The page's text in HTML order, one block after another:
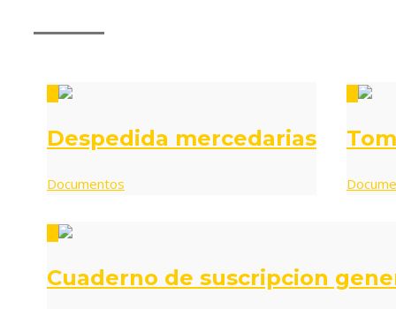
Despedida mercedarias
Documentos
Cuaderno de suscripcion